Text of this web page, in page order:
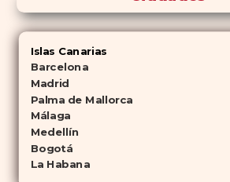
Islas Canarias
Barcelona
Madrid
Palma de Mallorca
Málaga
Medellín
Bogotá
La Habana